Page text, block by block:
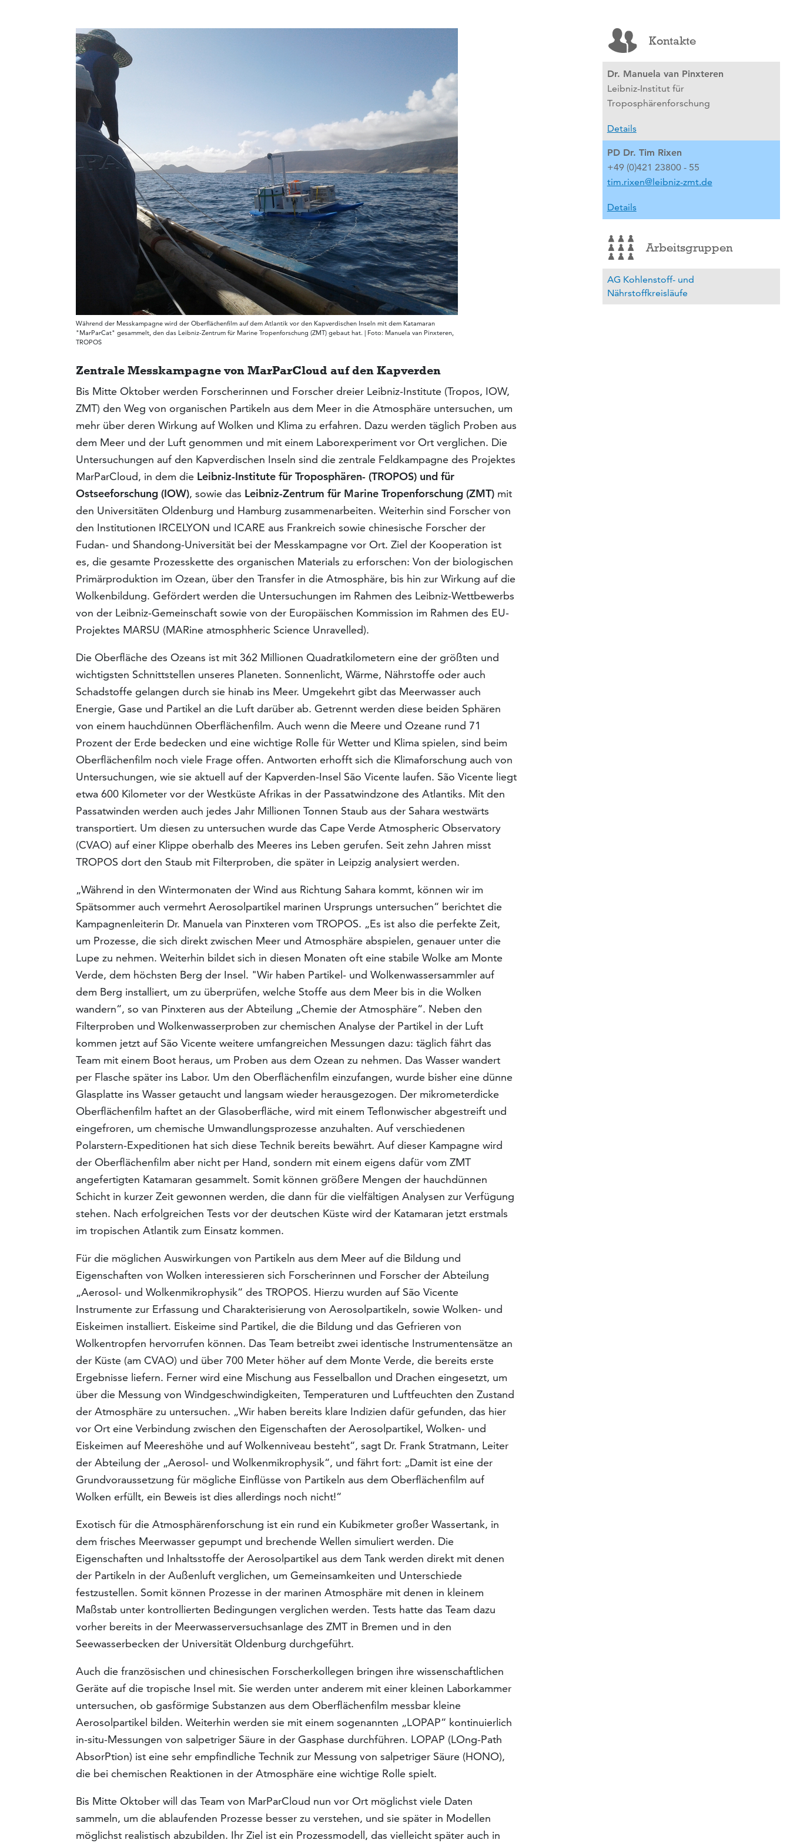
Während der Messkampagne wird der Oberflächenfilm auf dem Atlantik vor den Kapverdischen Inseln mit dem Katamaran
"MarParCat" gesammelt, den das Leibniz-Zentrum für Marine Tropenforschung (ZMT) gebaut hat. | Foto: Manuela van Pinxteren,
TROPOS
Zentrale Messkampagne von MarParCloud auf den Kapverden
Bis Mitte Oktober werden Forscherinnen und Forscher dreier Leibniz-Institute (Tropos, IOW,
ZMT) den Weg von organischen Partikeln aus dem Meer in die Atmosphäre untersuchen, um
mehr über deren Wirkung auf Wolken und Klima zu erfahren. Dazu werden täglich Proben aus
dem Meer und der Luft genommen und mit einem Laborexperiment vor Ort verglichen. Die
Untersuchungen auf den Kapverdischen Inseln sind die zentrale Feldkampagne des Projektes
MarParCloud, in dem die Leibniz-Institute für Troposphären- (TROPOS) und für
Ostseeforschung (IOW), sowie das Leibniz-Zentrum für Marine Tropenforschung (ZMT) mit
den Universitäten Oldenburg und Hamburg zusammenarbeiten. Weiterhin sind Forscher von
den Institutionen IRCELYON und ICARE aus Frankreich sowie chinesische Forscher der
Fudan- und Shandong-Universität bei der Messkampagne vor Ort. Ziel der Kooperation ist
es, die gesamte Prozesskette des organischen Materials zu erforschen: Von der biologischen
Primärproduktion im Ozean, über den Transfer in die Atmosphäre, bis hin zur Wirkung auf die
Wolkenbildung. Gefördert werden die Untersuchungen im Rahmen des Leibniz-Wettbewerbs
von der Leibniz-Gemeinschaft sowie von der Europäischen Kommission im Rahmen des EU-
Projektes MARSU (MARine atmosphheric Science Unravelled).
Die Oberfläche des Ozeans ist mit 362 Millionen Quadratkilometern eine der größten und
wichtigsten Schnittstellen unseres Planeten. Sonnenlicht, Wärme, Nährstoffe oder auch
Schadstoffe gelangen durch sie hinab ins Meer. Umgekehrt gibt das Meerwasser auch
Energie, Gase und Partikel an die Luft darüber ab. Getrennt werden diese beiden Sphären
von einem hauchdünnen Oberflächenfilm. Auch wenn die Meere und Ozeane rund 71
Prozent der Erde bedecken und eine wichtige Rolle für Wetter und Klima spielen, sind beim
Oberflächenfilm noch viele Frage offen. Antworten erhofft sich die Klimaforschung auch von
Untersuchungen, wie sie aktuell auf der Kapverden-Insel São Vicente laufen. São Vicente liegt
etwa 600 Kilometer vor der Westküste Afrikas in der Passatwindzone des Atlantiks. Mit den
Passatwinden werden auch jedes Jahr Millionen Tonnen Staub aus der Sahara westwärts
transportiert. Um diesen zu untersuchen wurde das Cape Verde Atmospheric Observatory
(CVAO) auf einer Klippe oberhalb des Meeres ins Leben gerufen. Seit zehn Jahren misst
TROPOS dort den Staub mit Filterproben, die später in Leipzig analysiert werden.
„Während in den Wintermonaten der Wind aus Richtung Sahara kommt, können wir im
Spätsommer auch vermehrt Aerosolpartikel marinen Ursprungs untersuchen“ berichtet die
Kampagnenleiterin Dr. Manuela van Pinxteren vom TROPOS. „Es ist also die perfekte Zeit,
um Prozesse, die sich direkt zwischen Meer und Atmosphäre abspielen, genauer unter die
Lupe zu nehmen. Weiterhin bildet sich in diesen Monaten oft eine stabile Wolke am Monte
Verde, dem höchsten Berg der Insel. "Wir haben Partikel- und Wolkenwassersammler auf
dem Berg installiert, um zu überprüfen, welche Stoffe aus dem Meer bis in die Wolken
wandern“, so van Pinxteren aus der Abteilung „Chemie der Atmosphäre“. Neben den
Filterproben und Wolkenwasserproben zur chemischen Analyse der Partikel in der Luft
kommen jetzt auf São Vicente weitere umfangreichen Messungen dazu: täglich fährt das
Team mit einem Boot heraus, um Proben aus dem Ozean zu nehmen. Das Wasser wandert
per Flasche später ins Labor. Um den Oberflächenfilm einzufangen, wurde bisher eine dünne
Glasplatte ins Wasser getaucht und langsam wieder herausgezogen. Der mikrometerdicke
Oberflächenfilm haftet an der Glasoberfläche, wird mit einem Teflonwischer abgestreift und
eingefroren, um chemische Umwandlungsprozesse anzuhalten. Auf verschiedenen
Polarstern-Expeditionen hat sich diese Technik bereits bewährt. Auf dieser Kampagne wird
der Oberflächenfilm aber nicht per Hand, sondern mit einem eigens dafür vom ZMT
angefertigten Katamaran gesammelt. Somit können größere Mengen der hauchdünnen
Schicht in kurzer Zeit gewonnen werden, die dann für die vielfältigen Analysen zur Verfügung
stehen. Nach erfolgreichen Tests vor der deutschen Küste wird der Katamaran jetzt erstmals
im tropischen Atlantik zum Einsatz kommen.
Für die möglichen Auswirkungen von Partikeln aus dem Meer auf die Bildung und
Eigenschaften von Wolken interessieren sich Forscherinnen und Forscher der Abteilung
„Aerosol- und Wolkenmikrophysik“ des TROPOS. Hierzu wurden auf São Vicente
Instrumente zur Erfassung und Charakterisierung von Aerosolpartikeln, sowie Wolken- und
Eiskeimen installiert. Eiskeime sind Partikel, die die Bildung und das Gefrieren von
Wolkentropfen hervorrufen können. Das Team betreibt zwei identische Instrumentensätze an
der Küste (am CVAO) und über 700 Meter höher auf dem Monte Verde, die bereits erste
Ergebnisse liefern. Ferner wird eine Mischung aus Fesselballon und Drachen eingesetzt, um
über die Messung von Windgeschwindigkeiten, Temperaturen und Luftfeuchten den Zustand
der Atmosphäre zu untersuchen. „Wir haben bereits klare Indizien dafür gefunden, das hier
vor Ort eine Verbindung zwischen den Eigenschaften der Aerosolpartikel, Wolken- und
Eiskeimen auf Meereshöhe und auf Wolkenniveau besteht“, sagt Dr. Frank Stratmann, Leiter
der Abteilung der „Aerosol- und Wolkenmikrophysik“, und fährt fort: „Damit ist eine der
Grundvoraussetzung für mögliche Einflüsse von Partikeln aus dem Oberflächenfilm auf
Wolken erfüllt, ein Beweis ist dies allerdings noch nicht!“
Exotisch für die Atmosphärenforschung ist ein rund ein Kubikmeter großer Wassertank, in
dem frisches Meerwasser gepumpt und brechende Wellen simuliert werden. Die
Eigenschaften und Inhaltsstoffe der Aerosolpartikel aus dem Tank werden direkt mit denen
der Partikeln in der Außenluft verglichen, um Gemeinsamkeiten und Unterschiede
festzustellen. Somit können Prozesse in der marinen Atmosphäre mit denen in kleinem
Maßstab unter kontrollierten Bedingungen verglichen werden. Tests hatte das Team dazu
vorher bereits in der Meerwasserversuchsanlage des ZMT in Bremen und in den
Seewasserbecken der Universität Oldenburg durchgeführt.
Auch die französischen und chinesischen Forscherkollegen bringen ihre wissenschaftlichen
Geräte auf die tropische Insel mit. Sie werden unter anderem mit einer kleinen Laborkammer
untersuchen, ob gasförmige Substanzen aus dem Oberflächenfilm messbar kleine
Aerosolpartikel bilden. Weiterhin werden sie mit einem sogenannten „LOPAP“ kontinuierlich
in-situ-Messungen von salpetriger Säure in der Gasphase durchführen. LOPAP (LOng-Path
AbsorPtion) ist eine sehr empfindliche Technik zur Messung von salpetriger Säure (HONO),
die bei chemischen Reaktionen in der Atmosphäre eine wichtige Rolle spielt.
Bis Mitte Oktober will das Team von MarParCloud nun vor Ort möglichst viele Daten
sammeln, um die ablaufenden Prozesse besser zu verstehen, und sie später in Modellen
möglichst realistisch abzubilden. Ihr Ziel ist ein Prozessmodell, das vielleicht später auch in
Kontakte
Dr. Manuela van Pinxteren
Leibniz-Institut für
Troposphärenforschung
Details
PD Dr. Tim Rixen
+49 (0)421 23800 - 55
tim.rixen@leibniz-zmt.de
Details
Arbeitsgruppen
AG Kohlenstoff- und
Nährstoffkreisläufe